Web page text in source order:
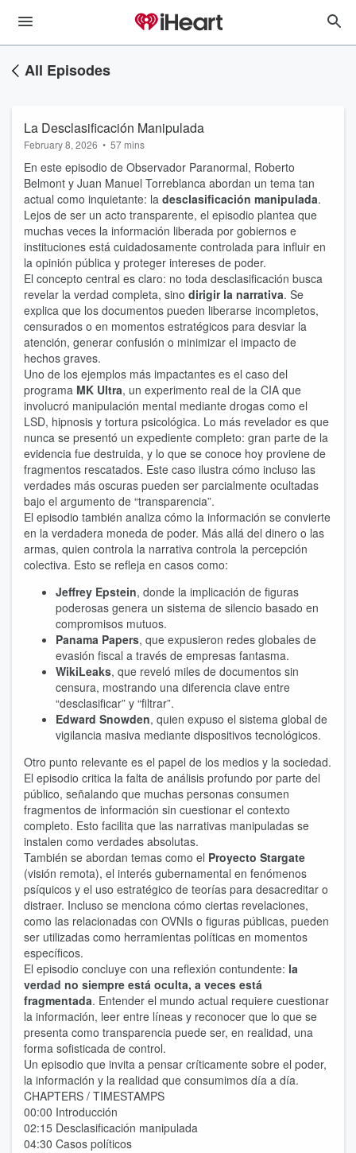
All Episodes
La Desclasificación Manipulada
February 8, 2026 • 57 mins
En este episodio de Observador Paranormal, Roberto
Belmont y Juan Manuel Torreblanca abordan un tema tan
actual como inquietante: la desclasificación manipulada.
Lejos de ser un acto transparente, el episodio plantea que
muchas veces la información liberada por gobiernos e
instituciones está cuidadosamente controlada para influir en
la opinión pública y proteger intereses de poder.
El concepto central es claro: no toda desclasificación busca
revelar la verdad completa, sino dirigir la narrativa. Se
explica que los documentos pueden liberarse incompletos,
censurados o en momentos estratégicos para desviar la
atención, generar confusión o minimizar el impacto de
hechos graves.
Uno de los ejemplos más impactantes es el caso del
programa MK Ultra, un experimento real de la CIA que
involucró manipulación mental mediante drogas como el
LSD, hipnosis y tortura psicológica. Lo más revelador es que
nunca se presentó un expediente completo: gran parte de la
evidencia fue destruida, y lo que se conoce hoy proviene de
fragmentos rescatados. Este caso ilustra cómo incluso las
verdades más oscuras pueden ser parcialmente ocultadas
bajo el argumento de “transparencia”.
El episodio también analiza cómo la información se convierte
en la verdadera moneda de poder. Más allá del dinero o las
armas, quien controla la narrativa controla la percepción
colectiva. Esto se refleja en casos como:
Jeffrey Epstein, donde la implicación de figuras
poderosas genera un sistema de silencio basado en
compromisos mutuos.
Panama Papers, que expusieron redes globales de
evasión fiscal a través de empresas fantasma.
WikiLeaks, que reveló miles de documentos sin
censura, mostrando una diferencia clave entre
“desclasificar” y “filtrar”.
Edward Snowden, quien expuso el sistema global de
vigilancia masiva mediante dispositivos tecnológicos.
Otro punto relevante es el papel de los medios y la sociedad.
El episodio critica la falta de análisis profundo por parte del
público, señalando que muchas personas consumen
fragmentos de información sin cuestionar el contexto
completo. Esto facilita que las narrativas manipuladas se
instalen como verdades absolutas.
También se abordan temas como el Proyecto Stargate
(visión remota), el interés gubernamental en fenómenos
psíquicos y el uso estratégico de teorías para desacreditar o
distraer. Incluso se menciona cómo ciertas revelaciones,
como las relacionadas con OVNIs o figuras públicas, pueden
ser utilizadas como herramientas políticas en momentos
específicos.
El episodio concluye con una reflexión contundente: la
verdad no siempre está oculta, a veces está
fragmentada. Entender el mundo actual requiere cuestionar
la información, leer entre líneas y reconocer que lo que se
presenta como transparencia puede ser, en realidad, una
forma sofisticada de control.
Un episodio que invita a pensar críticamente sobre el poder,
la información y la realidad que consumimos día a día.
CHAPTERS / TIMESTAMPS
00:00 Introducción
02:15 Desclasificación manipulada
04:30 Casos políticos